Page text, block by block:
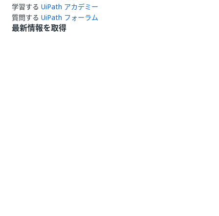
学習する UiPath アカデミー
質問する UiPath フォーラム
最新情報を取得